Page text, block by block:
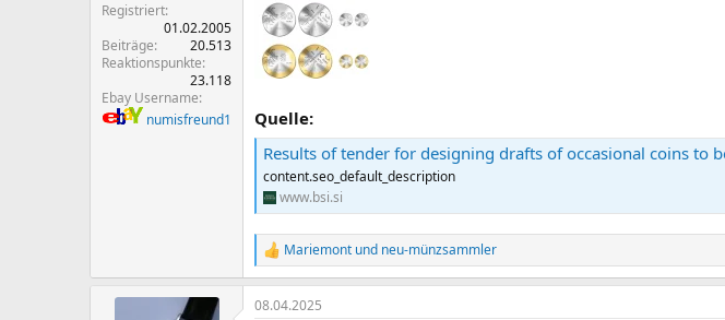
Registriert
01.02.2005
Beiträge
20.513
Reaktionspunkte
23.118
Ebay Username
numisfreund1
Quelle:
Results of tender for designing drafts of occasional coins to be
content.seo_default_description
www.bsi.si
R
e
a
k
Mariemont und neu-münzsammler
08.04.2025